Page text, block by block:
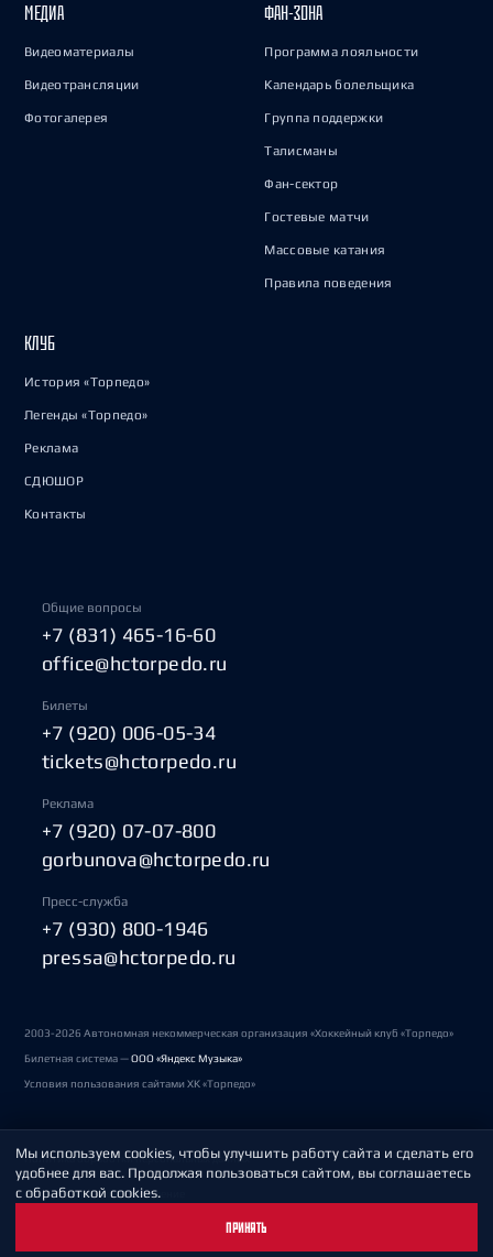
МЕДИА
Видеоматериалы
Видеотрансляции
Фотогалерея
ФАН-ЗОНА
Программа лояльности
Календарь болельщика
Группа поддержки
Талисманы
Фан-сектор
Гостевые матчи
Массовые катания
Правила поведения
КЛУБ
История «Торпедо»
Легенды «Торпедо»
Реклама
СДЮШОР
Контакты
Общие вопросы
+7 (831) 465-16-60
office@hctorpedo.ru
Билеты
+7 (920) 006-05-34
tickets@hctorpedo.ru
Реклама
+7 (920) 07-07-800
gorbunova@hctorpedo.ru
Пресс-служба
+7 (930) 800-1946
pressa@hctorpedo.ru
2003-2026 Автономная некоммерческая организация «Хоккейный клуб «Торпедо»
Билетная система —ООО «Яндекс Музыка»
Условия пользования сайтами ХК «Торпедо»
Политика обработки персональных данных
Пользовательское соглашение
Мы используем cookies, чтобы улучшить работу сайта и сделать его
удобнее для вас. Продолжая пользоваться сайтом, вы соглашаетесь
с обработкой cookies.
ПРИНЯТЬ